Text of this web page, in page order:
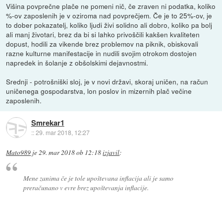
Višina povprečne plače ne pomeni nič, če zraven ni podatka, koliko
%-ov zaposlenih je v oziroma nad povprečjem. Če je to 25%-ov, je
to dober pokazatelj, koliko ljudi živi solidno ali dobro, koliko pa bolj
ali manj životari, brez da bi si lahko privoščili kakšen kvaliteten
dopust, hodili za vikende brez problemov na piknik, obiskovali
razne kulturne manifestacije in nudili svojim otrokom dostojen
napredek in šolanje z obšolskimi dejavnostmi.
Srednji - potrošniški sloj, je v novi državi, skoraj uničen, na račun
uničenega gospodarstva, lon poslov in mizernih plač večine
zaposlenih.
Smrekar1
::29. mar 2018, 12:27
Mato989 je29. mar 2018 ob 12:18izjavil:
Mene zanima če je tole upoštevana inflacija ali je samo
preračunano v evre brez upoštevanja inflacije.